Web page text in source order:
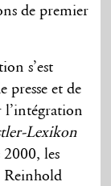
de premier
s’est
presse et de
l’intégration
Lexikon
2000, les
Reinhold